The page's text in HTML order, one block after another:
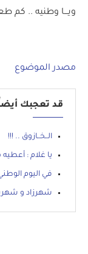
ويـــا وطنيه .. كم
مصدر الموضوع
قد تعجبك
الــخــازوق .. !!!
يا غلام : أعطيه
في اليوم
شهرزاد و